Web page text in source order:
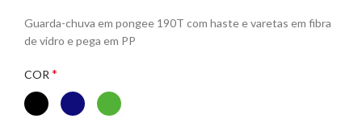
Guarda-chuva em pongee 190T com haste e varetas em fibra
de vidro e pega em PP
COR*